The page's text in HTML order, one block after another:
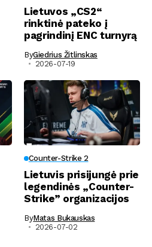
Lietuvos „CS2“
rinktinė pateko į
pagrindinį ENC turnyrą
ByGiedrius Žitlinskas
2026-07-19
Counter-Strike 2
Lietuvis prisijungė prie
legendinės „Counter-
Strike” organizacijos
ByMatas Bukauskas
2026-07-02